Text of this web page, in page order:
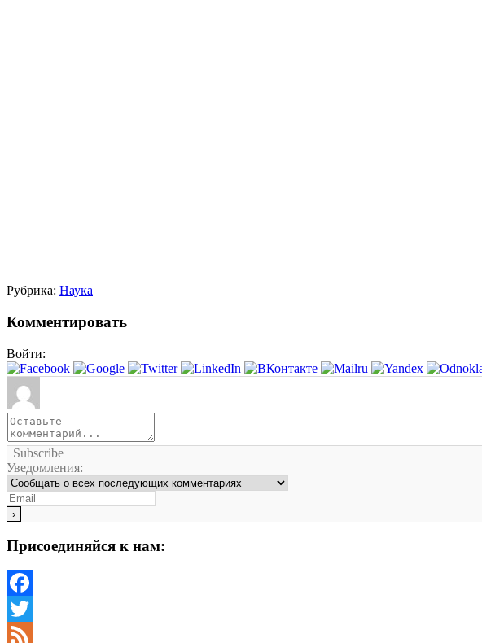
Рубрика: Наука
Комментировать
Войти:
Subscribe
Уведомления:
Присоединяйся к нам:
Facebook
Twitter